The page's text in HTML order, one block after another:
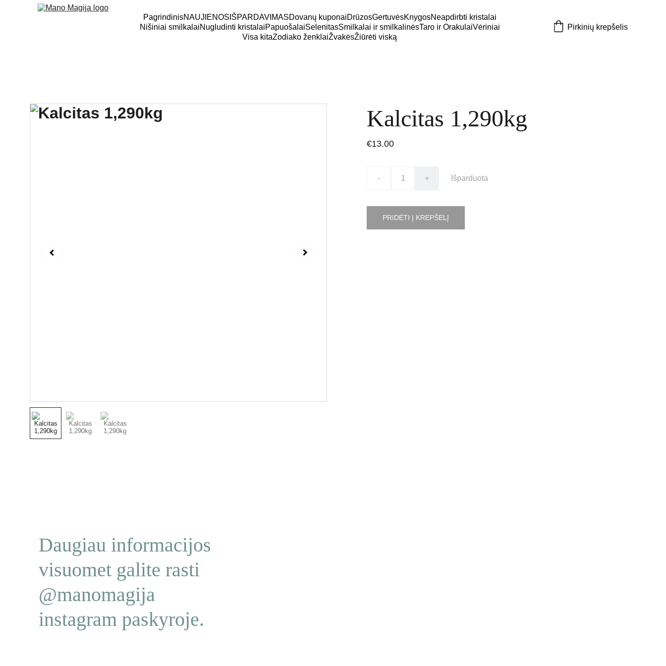
PagrindinisNAUJIENOS IŠPARDAVIMASDovanų kuponaiDrūzosGertuvėsKnygosNeapdirbti kristalai
Nišiniai smilkalaiNugludinti kristalaiPapuošalaiSelenitasSmilkalai ir smilkalinėsTaro ir OrakulaiVėriniai
Visa kitaZodiako ženklaiŽvakėsŽiūrėti viską
Pirkinių krepšelis
Kalcitas 1,290kg
€13.00
- + Išparduota
PRIDĖTI Į KREPŠELĮ
Daugiau informacijos
visuomet galite rasti
@manomagija
instagram paskyroje.